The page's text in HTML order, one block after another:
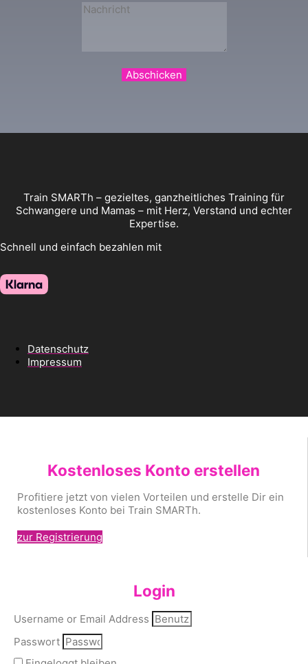
Abschicken
Train SMARTh – gezieltes, ganzheitliches Training für
Schwangere und Mamas – mit Herz, Verstand und echter
Expertise.
Schnell und einfach bezahlen mit
Datenschutz
Impressum
Kostenloses Konto erstellen
Profitiere jetzt von vielen Vorteilen und erstelle Dir ein
kostenloses Konto bei Train SMARTh.
zur Registrierung
Login
Username or Email Address
Passwort